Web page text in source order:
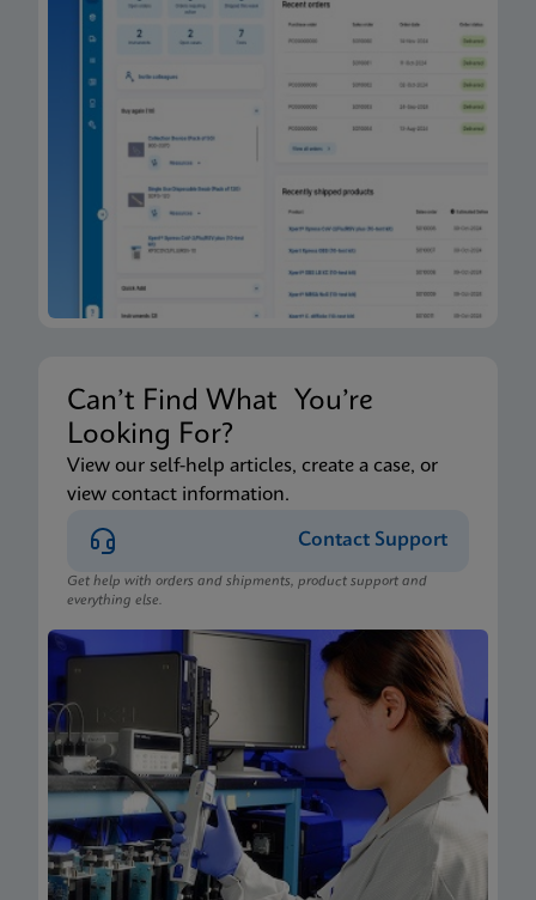
Can’t Find What You’re
Looking For?
View our self-help articles, create a case, or
view contact information.
Contact Support
Get help with orders and shipments, product support and
everything else.